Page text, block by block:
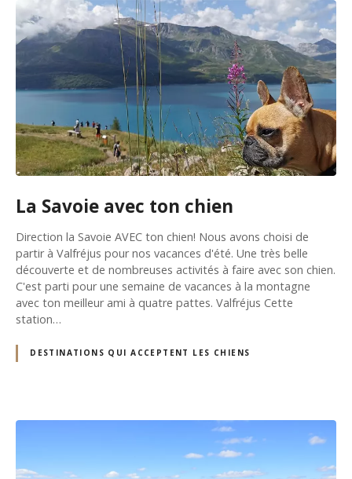
La Savoie avec ton chien
Direction la Savoie AVEC ton chien! Nous avons choisi de
partir à Valfréjus pour nos vacances d'été. Une très belle
découverte et de nombreuses activités à faire avec son chien.
C'est parti pour une semaine de vacances à la montagne
avec ton meilleur ami à quatre pattes. Valfréjus Cette
station…
DESTINATIONS QUI ACCEPTENT LES CHIENS